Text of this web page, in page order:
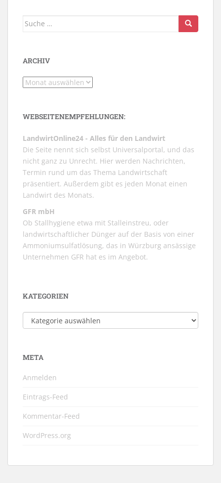
Suche
ARCHIV
Archiv
WEBSEITENEMPFEHLUNGEN:
LandwirtOnline24 - Alles für den Landwirt
Die Seite nennt sich selbst Universalportal, und das
nicht ganz zu Unrecht. Hier werden Nachrichten,
Termin rund um das Thema Landwirtschaft
präsentiert. Außerdem gibt es jeden Monat einen
Landwirt des Monats.
GFR mbH
Ob Stallhygiene etwa mit Stalleinstreu, oder
landwirtschaftlicher Dünger auf der Basis von einer
Ammoniumsulfatlösung, das in Würzburg ansässige
Unternehmen GFR hat es im Angebot.
KATEGORIEN
Kategorien
META
Anmelden
Eintrags-Feed
Kommentar-Feed
WordPress.org